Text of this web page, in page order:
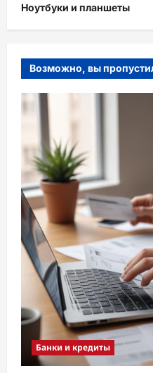
Ноутбуки и планшеты
Возможно, вы
Банки и кредиты